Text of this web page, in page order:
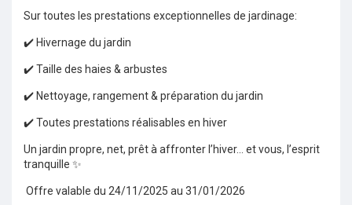
Sur toutes les prestations exceptionnelles de jardinage:
✔️ Hivernage du jardin
✔️ Taille des haies & arbustes
✔️ Nettoyage, rangement & préparation du jardin
✔️ Toutes prestations réalisables en hiver
Un jardin propre, net, prêt à affronter l’hiver… et vous, l’esprit
tranquille ✨
Offre valable du 24/11/2025 au 31/01/2026